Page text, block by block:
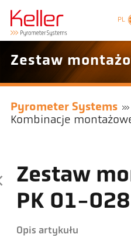
PL
Zestaw
Pyrometer Systems
Kombinacje
Zestaw
PK 01-028
Opis artykułu